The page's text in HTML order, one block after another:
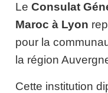
Le Consulat
Maroc à Lyon
pour la
la région
Cette institution